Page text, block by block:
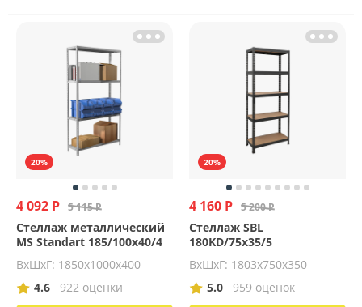
20%
4 092 Р 5 115 Р
Стеллаж металлический
MS Standart 185/100x40/4
ВхШхГ: 1850х1000х400
4.6
922 оценки
20%
4 160 Р 5 200 Р
Стеллаж SBL
180KD/75x35/5
ВхШхГ: 1803х750х350
5.0
959 оценок